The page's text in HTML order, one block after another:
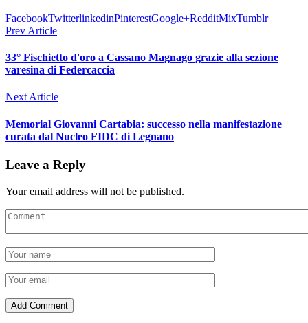
FacebookTwitterlinkedinPinterestGoogle+RedditMixTumblr
Prev Article
33° Fischietto d'oro a Cassano Magnago grazie alla sezione
varesina di Federcaccia
Next Article
Memorial Giovanni Cartabia: successo nella manifestazione
curata dal Nucleo FIDC di Legnano
Leave a Reply
Your email address will not be published.